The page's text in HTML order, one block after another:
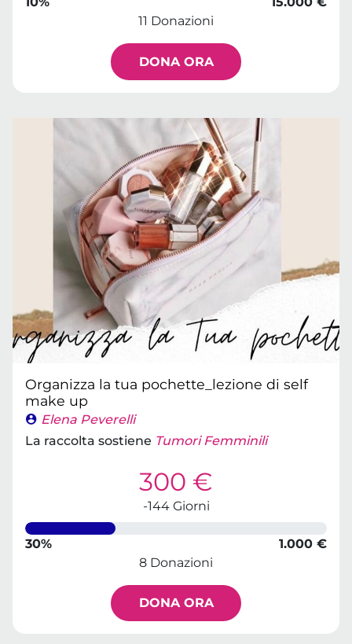
11 Donazioni
DONA ORA
Organizza la tua pochette_lezione di self
make up
Elena Peverelli
La raccolta sostiene Tumori Femminili
300 €
-144 Giorni
30%
1.000 €
8 Donazioni
DONA ORA